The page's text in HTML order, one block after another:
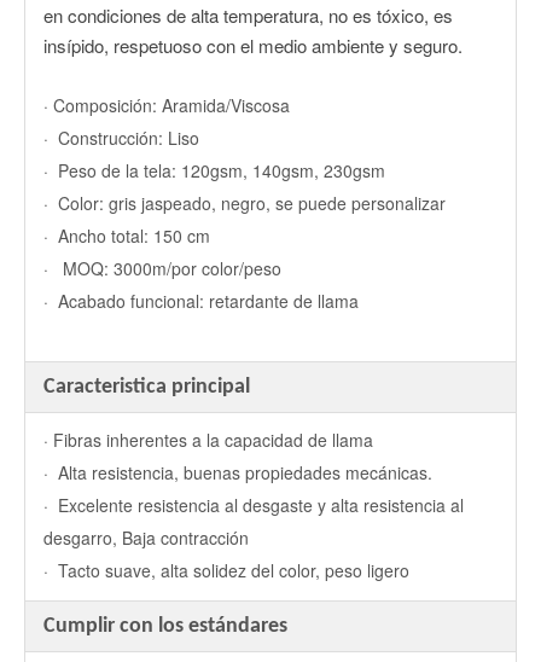
en condiciones de alta temperatura, no es tóxico, es
insípido, respetuoso con el medio ambiente y seguro.
· Composición: Aramida/Viscosa
· Construcción: Liso
· Peso de la tela: 120gsm, 140gsm, 230gsm
· Color: gris jaspeado, negro, se puede personalizar
· Ancho total: 150 cm
· MOQ: 3000m/por color/peso
· Acabado funcional: retardante de llama
Caracteristica principal
· Fibras inherentes a la capacidad de llama
· Alta resistencia, buenas propiedades mecánicas.
· Excelente resistencia al desgaste y alta resistencia al
desgarro, Baja contracción
· Tacto suave, alta solidez del color, peso ligero
Cumplir con los estándares